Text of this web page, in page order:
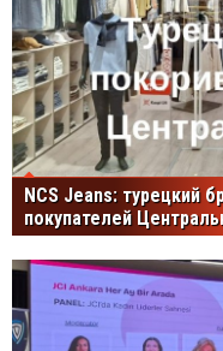
NCS Jeans: турецкий
покупателей